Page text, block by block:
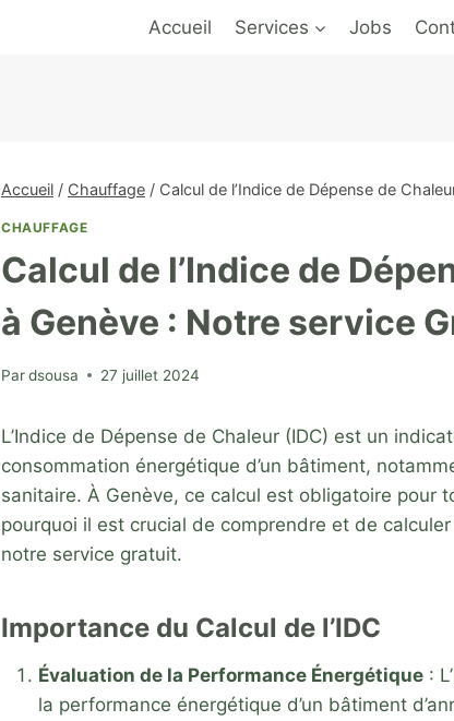
Accueil Services Jobs
Accueil / Chauffage / Calcul de l’Indice de Dépense de
CHAUFFAGE
Calcul de l’Indice de
à Genève : Notre service
Pardsousa 27 juillet 2024
L’Indice de Dépense de Chaleur (IDC) est un
consommation énergétique d’un bâtiment,
sanitaire. À Genève, ce calcul est obligatoire pour
pourquoi il est crucial de comprendre et de
notre service gratuit.
Importance du Calcul de l’IDC
Évaluation de la Performance Énergétique :
la performance énergétique d’un bâtiment